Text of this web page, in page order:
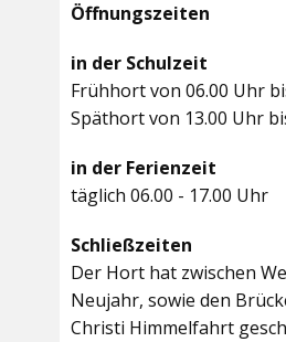
Öffnungszeiten
in der Schulzeit
Frühhort von 06.00 Uhr
Späthort von 13.00 Uhr
in der Ferienzeit
täglich 06.00 - 17.00 Uhr
Schließzeiten
Der Hort hat zwischen
Neujahr, sowie den
Christi Himmelfahrt